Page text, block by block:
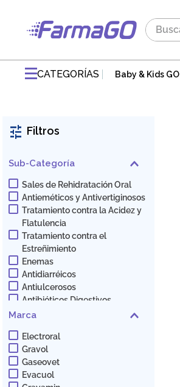
Buscar
CATEGORÍAS Baby & Kids GO
Filtros
Sub-Categoría
Sales de Rehidratación Oral
Antieméticos y Antivertiginosos
Tratamiento contra la Acidez y
Flatulencia
Tratamiento contra el
Estreñimiento
Enemas
Antidiarréicos
Antiulcerosos
Antibióticos Digestivos
Probióticos
Antiespasmódicos
Marca
Electroral
Gravol
Gaseovet
Evacuol
1.
maddre
4.
gaseovet
6.
acnomel
7.
doloral
8.
electrolight
9
mucovit
10